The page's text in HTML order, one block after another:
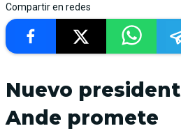
Compartir en redes
Nuevo
Ande promete